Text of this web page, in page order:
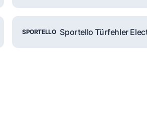
SPORTELLO Sportello Türfehler